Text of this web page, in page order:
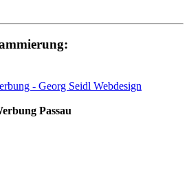
Passau